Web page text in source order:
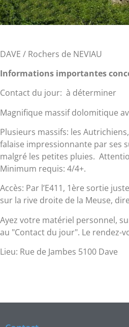
DAVE / Rochers de NEVIAU
Informations importantes
Contact du jour: à déterminer
Magnifique massif dolomitique
Plusieurs massifs: les
falaise impressionnante par ses
malgré les petites pluies.
Minimum requis: 4/4+.
Accès: Par l’E411, 1ère sortie
sur la rive droite de la Meuse,
Ayez votre matériel personnel,
au "Contact du jour". Le rendez-
Lieu: Rue de Jambes 5100 Dave